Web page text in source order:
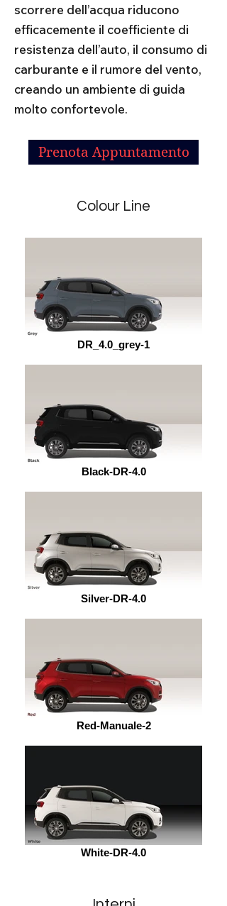
scorrere dell’acqua riducono
efficacemente il coefficiente di
resistenza dell’auto, il consumo di
carburante e il rumore del vento,
creando un ambiente di guida
molto confortevole.
Prenota Appuntamento
Colour Line
DR_4.0_grey-1
Black-DR-4.0
Silver-DR-4.0
Red-Manuale-2
White-DR-4.0